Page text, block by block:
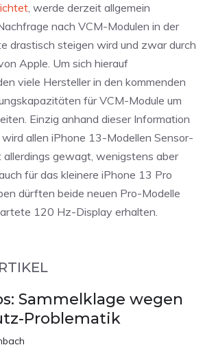
, werde derzeit allgemein
nach VCM-Modulen in der
drastisch steigen wird und zwar durch
Apple. Um sich hierauf
viele Hersteller in den kommenden
für VCM-Module um
Einzig anhand dieser Information
allen iPhone 13-Modellen Sensor-
allerdings gewagt, wenigstens aber
für das kleinere iPhone 13 Pro
dürften beide neuen Pro-Modelle
120 Hz-Display erhalten.
Sammelklage wegen
Problematik